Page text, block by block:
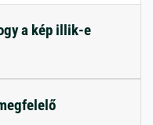
a kép illik-e